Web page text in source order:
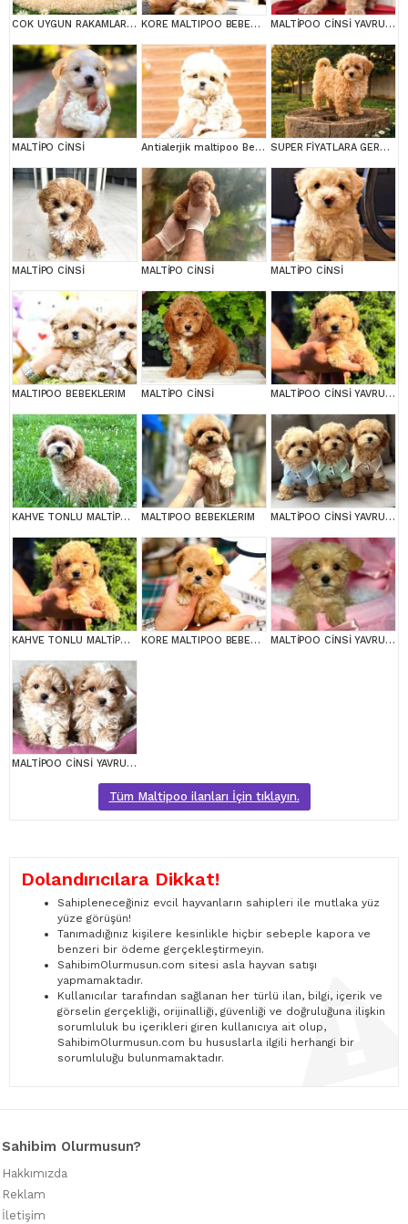
COK UYGUN RAKAMLARA GERÇEK MALTİPOO YAVRULAR KORE MALTIPOO BEBEKLERIM MALTİPOO CİNSİ YAVRULAR EV ÜRETİMİ
MALTİPO CİNSİ Antialerjik maltipoo Bebeklerim SUPER FİYATLARA GERÇEK MALTİPOO YAVRULAR
MALTİPO CİNSİ MALTİPO CİNSİ MALTİPO CİNSİ
MALTIPOO BEBEKLERIM MALTİPO CİNSİ MALTİPOO CİNSİ YAVRULAR EV ÜRETİMİ
KAHVE TONLU MALTİPOO CİNSİ YAVRULAR MALTIPOO BEBEKLERIM MALTİPOO CİNSİ YAVRULAR EV ÜRETİMİ
KAHVE TONLU MALTİPOO CİNSİ YAVRULAR KORE MALTIPOO BEBEKLERIM MALTİPOO CİNSİ YAVRULAR EV ÜRETİMİ
MALTİPOO CİNSİ YAVRULAR EV ÜRETİMİ
Tüm Maltipoo ilanları İçin tıklayın.
Dolandırıcılara Dikkat!
Sahipleneceğiniz evcil hayvanların sahipleri ile mutlaka yüz
yüze görüşün!
Tanımadığınız kişilere kesinlikle hiçbir sebeple kapora ve
benzeri bir ödeme gerçekleştirmeyin.
SahibimOlurmusun.com sitesi asla hayvan satışı
yapmamaktadır.
Kullanıcılar tarafından sağlanan her türlü ilan, bilgi, içerik ve
görselin gerçekliği, orijinalliği, güvenliği ve doğruluğuna ilişkin
sorumluluk bu içerikleri giren kullanıcıya ait olup,
SahibimOlurmusun.com bu hususlarla ilgili herhangi bir
sorumluluğu bulunmamaktadır.
Sahibim Olurmusun?
Hakkımızda
Reklam
İletişim